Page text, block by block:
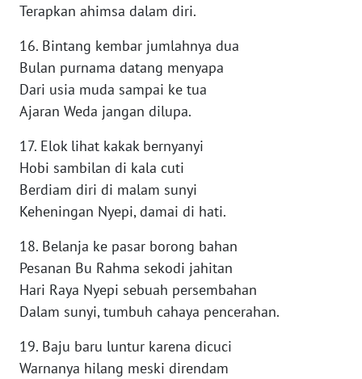
Terapkan ahimsa dalam diri.
16. Bintang kembar jumlahnya dua
Bulan purnama datang menyapa
Dari usia muda sampai ke tua
Ajaran Weda jangan dilupa.
17. Elok lihat kakak bernyanyi
Hobi sambilan di kala cuti
Berdiam diri di malam sunyi
Keheningan Nyepi, damai di hati.
18. Belanja ke pasar borong bahan
Pesanan Bu Rahma sekodi jahitan
Hari Raya Nyepi sebuah persembahan
Dalam sunyi, tumbuh cahaya pencerahan.
19. Baju baru luntur karena dicuci
Warnanya hilang meski direndam
MALUKU
WN
MALUT
WN
DAIRI
WN
TOBA
WN
NIAS
WN
LANGKAT